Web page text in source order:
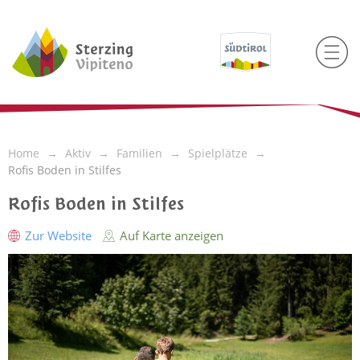
Home Aktiv Familien
Spielplätze
Rofis Boden in Stilfes
Rofis Boden in Stilfes
Zur Website Auf Karte anzeigen